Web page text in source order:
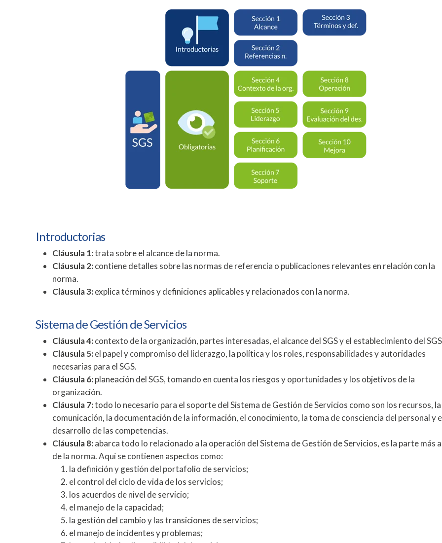
Introductorias
Cláusula 1:trata sobre el alcance de la norma.
Cláusula 2:contiene detalles sobre las normas de referencia o publicaciones relevantes en relación con la
norma.
Cláusula 3:explica términos y definiciones aplicables y relacionados con la norma.
Sistema de Gestión de Servicios
Cláusula 4:contexto de la organización, partes interesadas, el alcance del SGS y el establecimiento del
Cláusula 5:el papel y compromiso del liderazgo, la política y los roles, responsabilidades y autoridades
necesarias para el SGS.
Cláusula 6:planeación del SGS, tomando en cuenta los riesgos y oportunidades y los objetivos de la
organización.
Cláusula 7:todo lo necesario para el soporte del Sistema de Gestión de Servicios como son los recursos, la
comunicación, la documentación de la información, el conocimiento, la toma de consciencia del personal y
desarrollo de las competencias.
Cláusula 8:abarca todo lo relacionado a la operación del Sistema de Gestión de Servicios, es la parte más
de la norma. Aquí se contienen aspectos como:
la definición y gestión del portafolio de servicios;
el control del ciclo de vida de los servicios;
los acuerdos de nivel de servicio;
el manejo de la capacidad;
la gestión del cambio y las transiciones de servicios;
el manejo de incidentes y problemas;